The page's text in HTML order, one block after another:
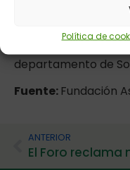
Política de
El proyecto de la
engloba dentro de
Tres en Raya de
departamento de
Fuente: Fundación
ANTERIOR